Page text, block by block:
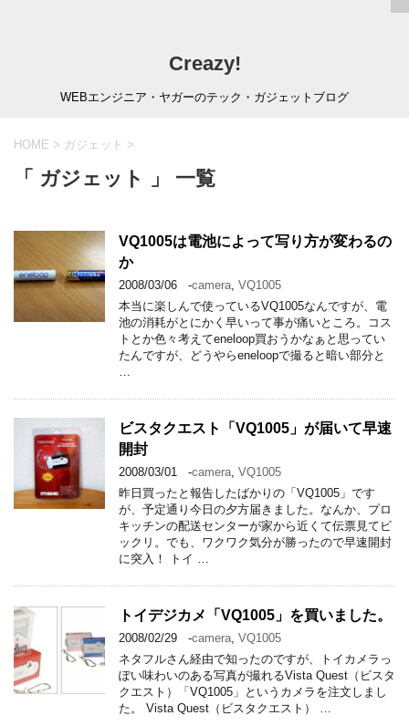
Creazy!
WEBエンジニア・ヤガーのテック・ガジェットブログ
HOME > ガジェット >
「 ガジェット 」 一覧
VQ1005は電池によって写り方が変わるの
か
2008/03/06 -camera, VQ1005
本当に楽しんで使っているVQ1005なんですが、電
池の消耗がとにかく早いって事が痛いところ。コス
トとか色々考えてeneloop買おうかなぁと思ってい
たんですが、どうやらeneloopで撮ると暗い部分と
…
ビスタクエスト「VQ1005」が届いて早速
開封
2008/03/01 -camera, VQ1005
昨日買ったと報告したばかりの「VQ1005」です
が、予定通り今日の夕方届きました。なんか、プロ
キッチンの配送センターが家から近くて伝票見てビ
ックリ。でも、ワクワク気分が勝ったので早速開封
に突入！ トイ …
トイデジカメ「VQ1005」を買いました。
2008/02/29 -camera, VQ1005
ネタフルさん経由で知ったのですが、トイカメラっ
ぽい味わいのある写真が撮れるVista Quest（ビスタ
クエスト）「VQ1005」というカメラを注文しまし
た。 Vista Quest（ビスタクエスト） …